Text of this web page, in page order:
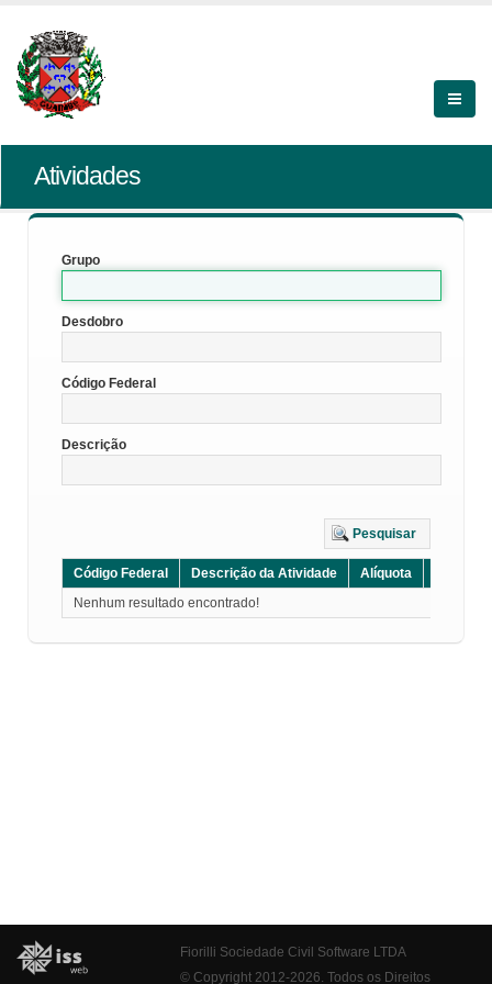
Atividades
Grupo
Desdobro
Código Federal
Descrição
Pesquisar
Código Federal Descrição da Atividade Alíquota
Nenhum resultado encontrado!
Fiorilli Sociedade Civil Software LTDA
© Copyright 2012-2026. Todos os Direitos